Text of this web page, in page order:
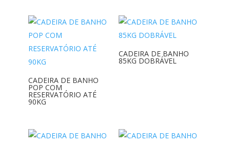
CADEIRA DE BANHO
POP COM
RESERVATÓRIO ATÉ
90KG
CADEIRA DE BANHO
85KG DOBRÁVEL